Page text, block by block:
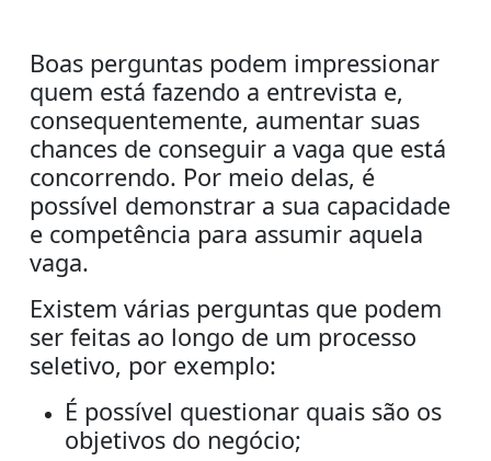
Boas perguntas podem impressionar
quem está fazendo a entrevista e,
consequentemente, aumentar suas
chances de conseguir a vaga que está
concorrendo. Por meio delas, é
possível demonstrar a sua capacidade
e competência para assumir aquela
vaga.
Existem várias perguntas que podem
ser feitas ao longo de um processo
seletivo, por exemplo:
É possível questionar quais são os
objetivos do negócio;